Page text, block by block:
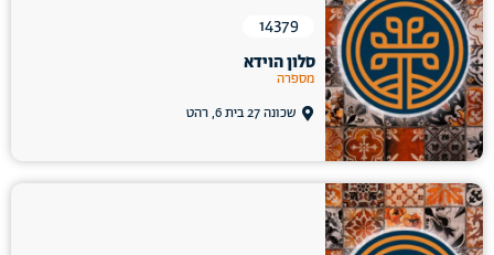
14379
סלון הוידא
מספרה
שכונה 27 בית 6, רהט